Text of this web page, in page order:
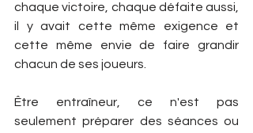
chaque victoire, chaque défaite aussi,
il y avait cette même exigence et
cette même envie de faire grandir
chacun de ses joueurs.
Être entraîneur, ce n'est pas
seulement préparer des séances ou